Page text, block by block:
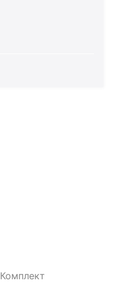
Комплект